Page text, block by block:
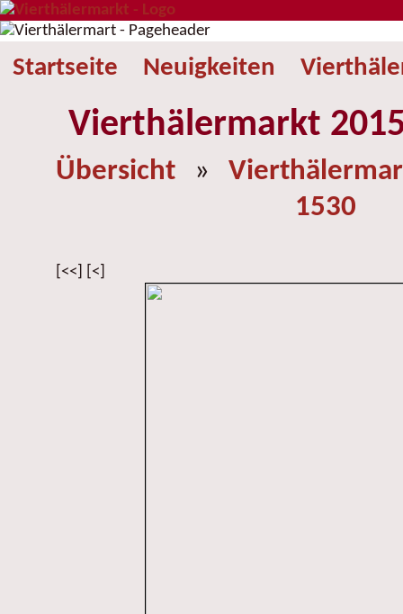
Startseite Neuigkeiten
Vierthälermarkt
Übersicht »
1530
[<<] [<]